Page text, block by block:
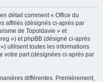
détail comment « Office du
affiliés (désignés ci-après par
de Topoldavie » et
») et phpBB (désigné ci-après
utilisent toutes les informations
votre part (désignées ci-après par
différentes. Premièrement,